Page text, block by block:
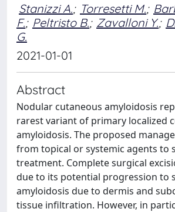
Stanizzi A.; Torresetti M.;
F.; Peltristo B.; Zavalloni Y.;
G.
2021-01-01
Abstract
Nodular cutaneous amyloidosis
rarest variant of primary localized
amyloidosis. The proposed
from topical or systemic agents to
treatment. Complete surgical
due to its potential progression to
amyloidosis due to dermis and
tissue infiltration. However, in